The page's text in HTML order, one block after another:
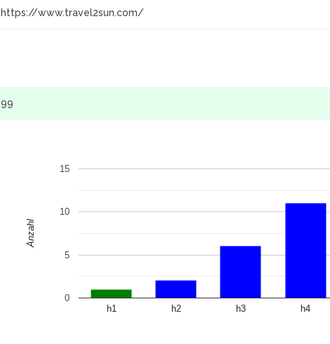
https://www.travel2sun.com/
99
h1 h2 h3 h4
0
5
10
15
Anzahl